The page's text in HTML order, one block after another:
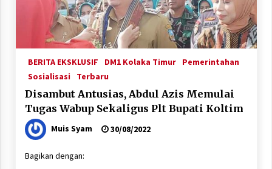
BERITA EKSKLUSIF DM1 Kolaka Timur
Pemerintahan
Sosialisasi
Terbaru
Disambut Antusias, Abdul Azis Memulai
Tugas Wabup Sekaligus Plt Bupati Koltim
Muis Syam 30/08/2022
Bagikan dengan: